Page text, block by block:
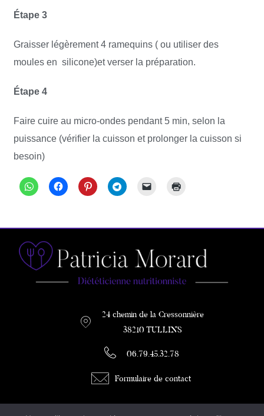
Étape 3
Graisser légèrement 4 ramequins ( ou utiliser des
moules en silicone)et verser la préparation.
Étape 4
Faire cuire au micro-ondes pendant 5 min, selon la
puissance (vérifier la cuisson et prolonger la cuisson si
besoin)
24 chemin de la Cressonnière
38210 TULLINS
06.79.45.32.78
Formulaire de contact